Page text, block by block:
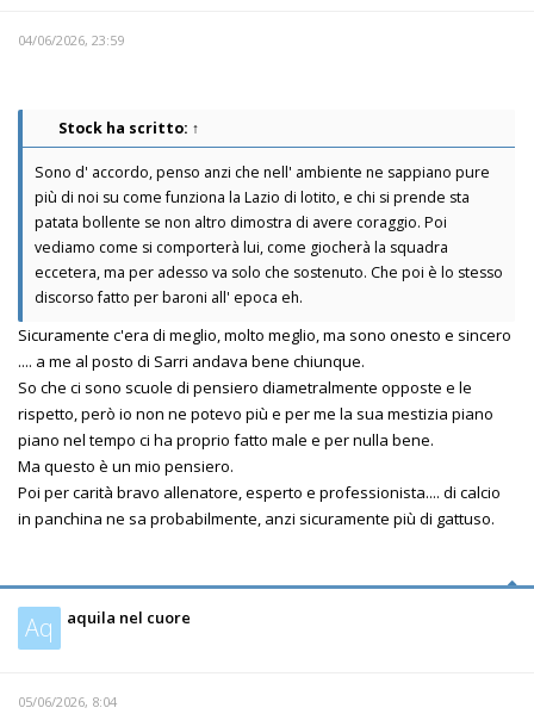
04/06/2026, 23:59
Stock ha scritto: ↑
Sono d' accordo, penso anzi che nell' ambiente ne sappiano pure
più di noi su come funziona la Lazio di lotito, e chi si prende sta
patata bollente se non altro dimostra di avere coraggio. Poi
vediamo come si comporterà lui, come giocherà la squadra
eccetera, ma per adesso va solo che sostenuto. Che poi è lo stesso
discorso fatto per baroni all' epoca eh.
Sicuramente c'era di meglio, molto meglio, ma sono onesto e sincero
.... a me al posto di Sarri andava bene chiunque.
So che ci sono scuole di pensiero diametralmente opposte e le
rispetto, però io non ne potevo più e per me la sua mestizia piano
piano nel tempo ci ha proprio fatto male e per nulla bene.
Ma questo è un mio pensiero.
Poi per carità bravo allenatore, esperto e professionista.... di calcio
in panchina ne sa probabilmente, anzi sicuramente più di gattuso.
Aq aquila nel cuore
05/06/2026, 8:04